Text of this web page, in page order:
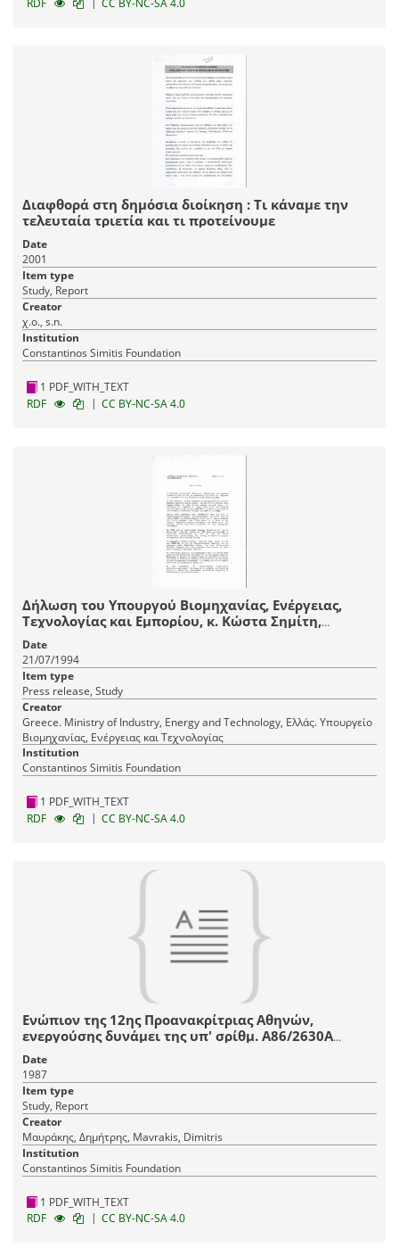
RDF CC BY-NC-SA 4.0
Διαφθορά στη δημόσια διοίκηση : Τι κάναμε την
τελευταία τριετία και τι προτείνουμε
Date
2001
Item type
Study, Report
Creator
χ.ο., s.n.
Institution
Constantinos Simitis Foundation
1 PDF_WITH_TEXT
RDF
| CC BY-NC-SA 4.0
Δήλωση του Υπουργού Βιομηχανίας, Ενέργειας,
Τεχνολογίας και Εμπορίου, κ. Κώστα Σημίτη,
σχετικά με δημοσιεύματα του Τύπου που
αφορούσαν το νομοσχέδιο για τις Ανανεώσιμες
Πηγές Ενέργειας (ΑΠΕ)
Date
21/07/1994
Item type
Press release, Study
Creator
Greece. Ministry of Industry, Energy and Technology, Ελλάς. Υπουργείο
Βιομηχανίας, Ενέργειας και Τεχνολογίας
Institution
Constantinos Simitis Foundation
1 PDF_WITH_TEXT
RDF
| CC BY-NC-SA 4.0
Ενώπιον της 12ης Προανακρίτριας Αθηνών,
ενεργούσης δυνάμει της υπ' σρίθμ. Α86/2630Α
παραγγελίας του κ. Εισαγγελέως : Απολογητικόν
υπόμνημα Δημητρίου Μαυράκη, Επίκουρου
Καθηγητή του Πανεπιστημίου Αθηνών, κατοίκου
Παπάγου (Ανατολής 42)
Date
1987
Item type
Study, Report
Creator
Μαυράκης, Δημήτρης, Mavrakis, Dimitris
Institution
Constantinos Simitis Foundation
1 PDF_WITH_TEXT
RDF
| CC BY-NC-SA 4.0